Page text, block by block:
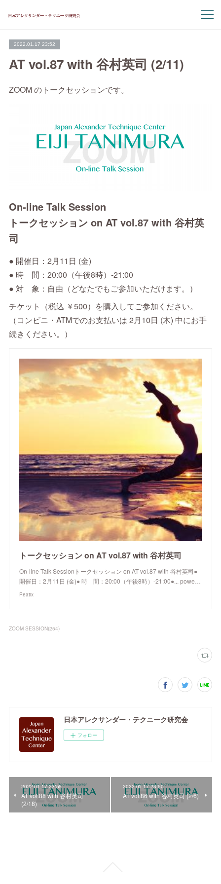
2022.01.17 23:52
AT vol.87 with 谷村英司 (2/11)
ZOOM のトークセッションです。
On-line Talk Session
トークセッション on AT vol.87 with 谷村英
司
● 開催日：2月11日 (金)
● 時 間：20:00（午後8時）-21:00
● 対 象：自由（どなたでもご参加いただけます。）
チケット（税込 ￥500）を購入してご参加ください。
（コンビニ・ATMでのお支払いは 2月10日 (木) 中にお手
続きください。）
トークセッション on AT vol.87 with 谷村英司
On-line Talk Sessionトークセッション on AT vol.87 with 谷村英司●
開催日：2月11日 (金)● 時 間：20:00（午後8時）-21:00●... powe…
Peatix
ZOOM SESSION(254)
日本アレクサンダー・テクニーク研究会
フォロー
2022.01.17 23:55
AT vol.88 with 谷村英司
(2/18)
2022.01.17 23:50
AT vol.86 with 谷村英司 (2/6)